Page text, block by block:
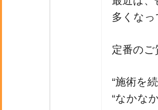
多くなっ
定番の
“施術を
“なかな